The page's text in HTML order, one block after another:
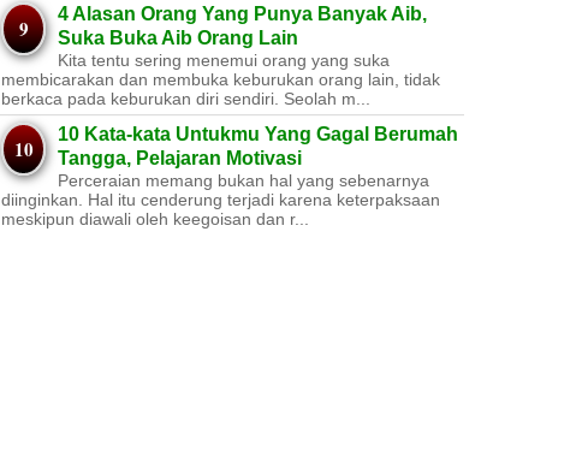
4 Alasan Orang Yang Punya Banyak Aib,
Suka Buka Aib Orang Lain
Kita tentu sering menemui orang yang suka
membicarakan dan membuka keburukan orang lain, tidak
berkaca pada keburukan diri sendiri. Seolah m...
10 Kata-kata Untukmu Yang Gagal Berumah
Tangga, Pelajaran Motivasi
Perceraian memang bukan hal yang sebenarnya
diinginkan. Hal itu cenderung terjadi karena keterpaksaan
meskipun diawali oleh keegoisan dan r...